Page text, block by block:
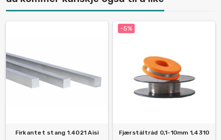
Firkantet stang 1.4021 Aisi
-5%
Fjærståltråd 0,1-10mm 1,4310